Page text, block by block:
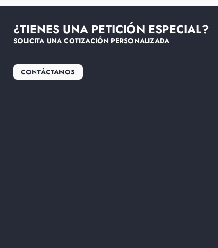
¿TIENES UNA PETICIÓN ESPECIAL?
SOLICITA UNA COTIZACIÓN PERSONALIZADA
CONTÁCTANOS